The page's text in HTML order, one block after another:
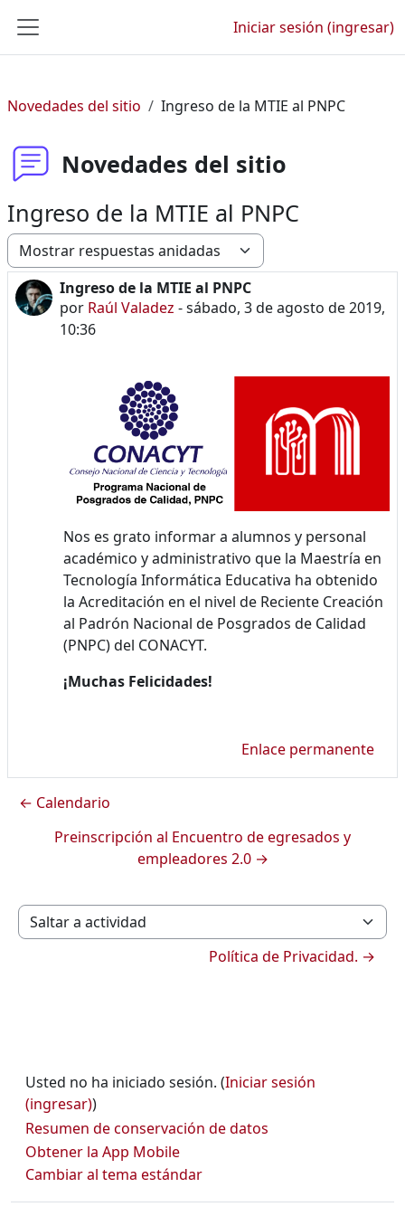
Pánel lateral
Iniciar sesión (ingresar)
Novedades del sitio Ingreso de la MTIE al PNPC
Novedades del sitio
Ingreso de la MTIE al PNPC
Modo de visualización
Ingreso de la MTIE al PNPC
por Raúl Valadez -sábado, 3 de agosto de 2019,
10:36
Número de respuestas: 0
Nos es grato informar a alumnos y personal
académico y administrativo que la Maestría en
Tecnología Informática Educativa ha obtenido
la Acreditación en el nivel de Reciente Creación
al Padrón Nacional de Posgrados de Calidad
(PNPC) del CONACYT.
¡Muchas Felicidades!
Enlace permanente
← Calendario
Preinscripción al Encuentro de egresados y
empleadores 2.0 →
Saltar a actividad
Política de Privacidad. →
Usted no ha iniciado sesión. (Iniciar sesión
(ingresar))
Resumen de conservación de datos
Obtener la App Mobile
Cambiar al tema estándar